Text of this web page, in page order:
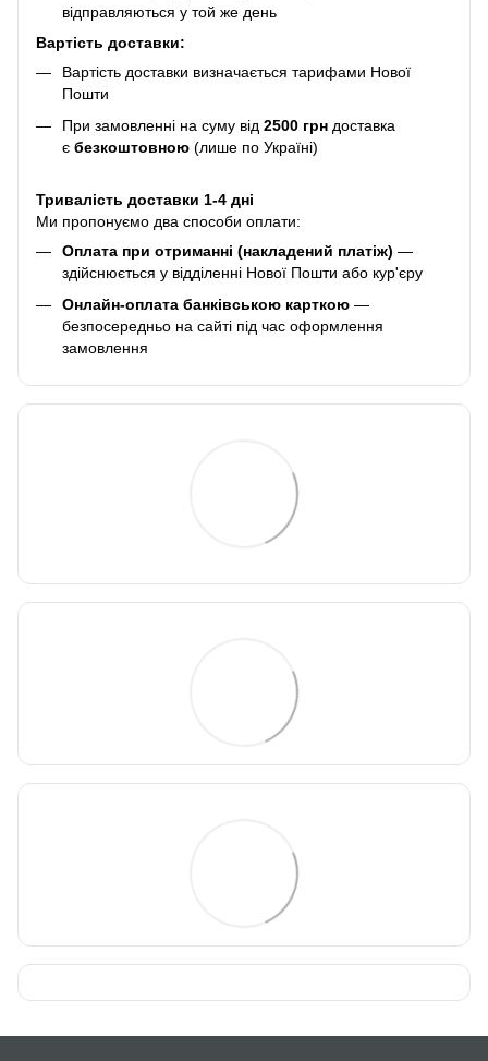
відправляються у той же день
Вартість доставки:
Вартість доставки визначається тарифами Нової
Пошти
При замовленні на суму від 2500 грн доставка
є безкоштовною (лише по Україні)
Тривалість доставки 1-4 дні
Ми пропонуємо два способи оплати:
Оплата при отриманні (накладений платіж) —
здійснюється у відділенні Нової Пошти або кур'єру
Онлайн-оплата банківською карткою —
безпосередньо на сайті під час оформлення
замовлення